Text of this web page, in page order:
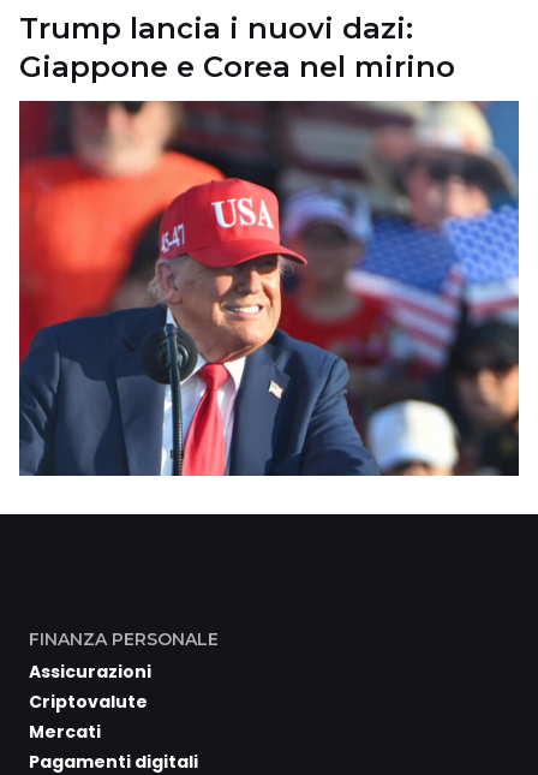
Trump lancia i nuovi dazi:
Giappone e Corea nel mirino
FINANZA PERSONALE
Assicurazioni
Criptovalute
Mercati
Pagamenti digitali